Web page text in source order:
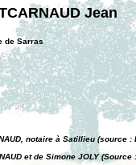
Jean
de Sarras
notaire à Satillieu (source
et de Simone JOLY